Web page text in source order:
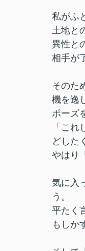
私がふ
土地と
異性と
相手が
そのた
機を逸
ポーズ
「こ
どした
やはり
気に入
う。
平たく
もしか